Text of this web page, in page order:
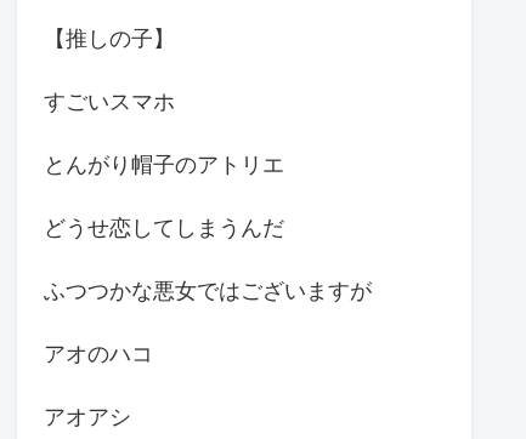
【推しの子】
すごいスマホ
とんがり帽子のアトリエ
どうせ恋してしまうんだ
ふつつかな悪女ではございますが
アオのハコ
アオアシ